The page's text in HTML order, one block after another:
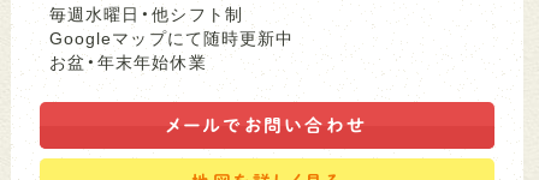
毎週水曜日・他シフト制
Googleマップにて随時更新中
お盆・年末年始休業
メールで お問い合わせ